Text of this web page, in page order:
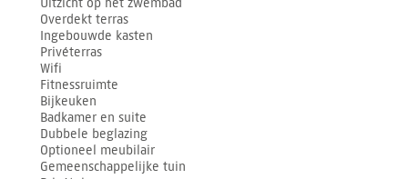
Overdekt terras
Ingebouwde kasten
Privéterras
Wifi
Fitnessruimte
Bijkeuken
Badkamer en suite
Dubbele beglazing
Optioneel meubilair
Gemeenschappelijke tuin